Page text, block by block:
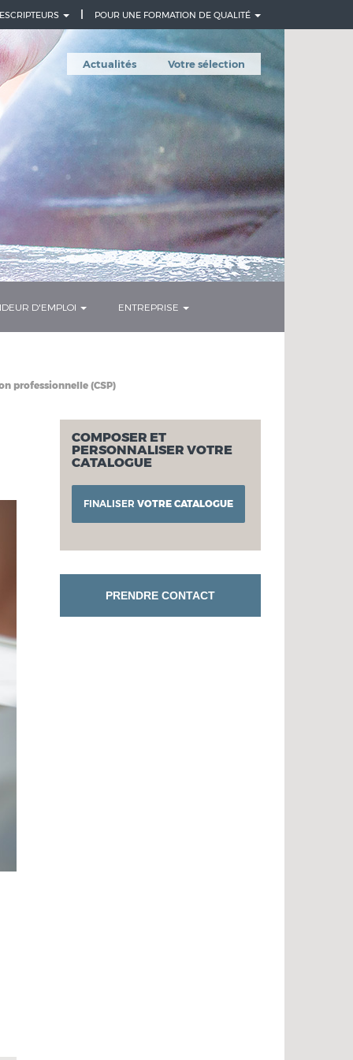
POUR UNE FORMATION DE QUALITÉ
Actualités Votre sélection
D'EMPLOI ENTREPRISE
professionnelle (CSP)
COMPOSER ET
PERSONNALISER VOTRE
CATALOGUE
FINALISER VOTRE CATALOGUE
PRENDRE CONTACT